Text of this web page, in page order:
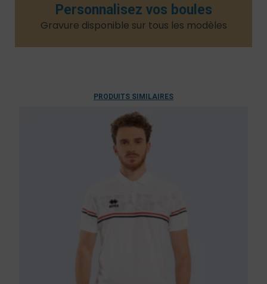
Personnalisez vos boules
Gravure disponible sur tous les modèles​
PRODUITS SIMILAIRES